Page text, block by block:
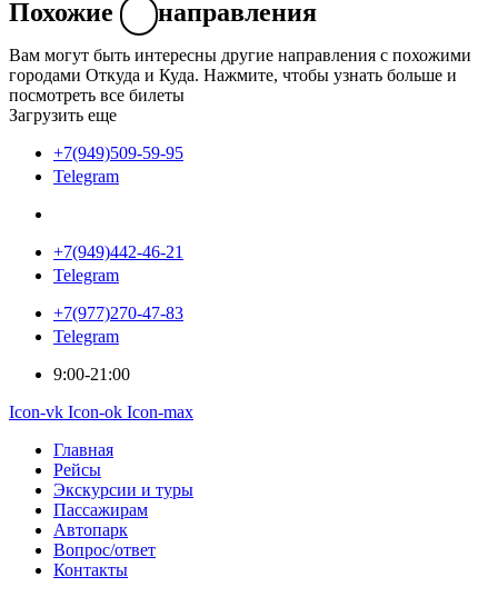
Похожие направления
Вам могут быть интересны другие направления с похожими
городами Откуда и Куда. Нажмите, чтобы узнать больше и
посмотреть все билеты
Загрузить еще
+7(949)509-59-95
Telegram
+7(949)442-46-21
Telegram
+7(977)270-47-83
Telegram
9:00-21:00
Icon-vk Icon-ok Icon-max
Главная
Рейсы
Экскурсии и туры
Пассажирам
Автопарк
Вопрос/ответ
Контакты